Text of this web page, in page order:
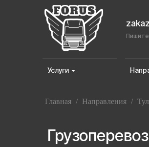
Услуги
Главная / Направления /